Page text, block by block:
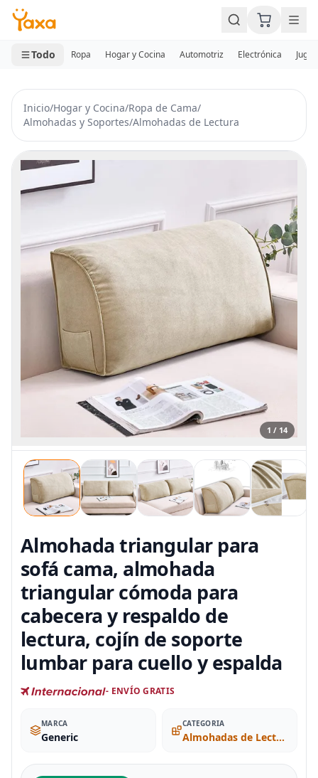
MINI CARRITO
0 productos
Todo Ropa Hogar y Cocina Automotriz Electrónica
Inicio/Hogar y Cocina/Ropa de Cama/
Almohadas y Soportes/Almohadas de Lectura
1 / 14
Almohada triangular para
sofá cama, almohada
triangular cómoda para
cabecera y respaldo de
lectura, cojín de soporte
lumbar para cuello y espalda
- ENVÍO GRATIS
MARCA
Generic
CATEGORIA
Almohadas de Lectura